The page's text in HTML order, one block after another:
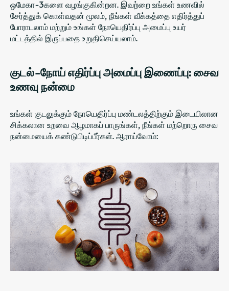
ஒமேகா-3களை வழங்குகின்றன. இவற்றை உங்கள் உணவில்
சேர்த்துக் கொள்வதன் மூலம், நீங்கள் வீக்கத்தை எதிர்த்துப்
போராடலாம் மற்றும் உங்கள் நோயெதிர்ப்பு அமைப்பு உயர்
மட்டத்தில் இருப்பதை உறுதிசெய்யலாம்.
குடல்-நோய் எதிர்ப்பு அமைப்பு இணைப்பு: சைவ
உணவு நன்மை
உங்கள் குடலுக்கும் நோயெதிர்ப்பு மண்டலத்திற்கும் இடையிலான
சிக்கலான உறவை ஆழமாகப் பாருங்கள், நீங்கள் மற்றொரு சைவ
நன்மையைக் கண்டுபிடிப்பீர்கள். ஆராய்வோம்: